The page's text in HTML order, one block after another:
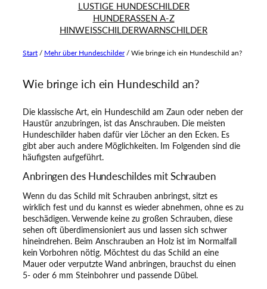
LUSTIGE HUNDESCHILDER
HUNDERASSEN A-Z
HINWEISSCHILDERWARNSCHILDER
Start / Mehr über Hundeschilder/ Wie bringe ich ein Hundeschild an?
Wie bringe ich ein Hundeschild an?
Die klassische Art, ein Hundeschild am Zaun oder neben der
Haustür anzubringen, ist das Anschrauben. Die meisten
Hundeschilder haben dafür vier Löcher an den Ecken. Es
gibt aber auch andere Möglichkeiten. Im Folgenden sind die
häufigsten aufgeführt.
Anbringen des Hundeschildes mit Schrauben
Wenn du das Schild mit Schrauben anbringst, sitzt es
wirklich fest und du kannst es wieder abnehmen, ohne es zu
beschädigen. Verwende keine zu großen Schrauben, diese
sehen oft überdimensioniert aus und lassen sich schwer
hineindrehen. Beim Anschrauben an Holz ist im Normalfall
kein Vorbohren nötig. Möchtest du das Schild an eine
Mauer oder verputzte Wand anbringen, brauchst du einen
5- oder 6 mm Steinbohrer und passende Dübel.